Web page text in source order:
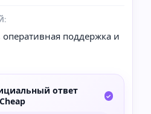
оперативная поддержка и
ответ